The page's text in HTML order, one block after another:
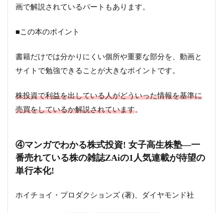
画で解説されているパートもあります。
■この本のポイント
書籍だけでは分かりにくい個所や重要な部分を、動画と
サイトで勉強できることが大きなポイントです。
株投資で利益を出している人がどういった情報を基準に
売買をしているか解説されています。
④マンガでわかる株式投資! 女子高生株塾―一
番売れている株の雑誌ZAiの1人気連載が待望の
単行本化!
ホイチョイ・プロダクションズ (著)、ダイヤモンド社